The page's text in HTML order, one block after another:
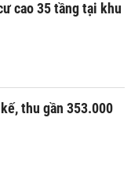
cao 35 tầng tại khu
thu gần 353.000